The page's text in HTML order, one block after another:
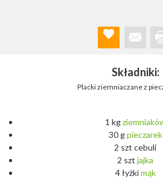
Składniki:
Placki ziemniaczane z
1 kg
30 gpieczarek
2 szt cebuli
2 szt jajka
4 łyżkimąk